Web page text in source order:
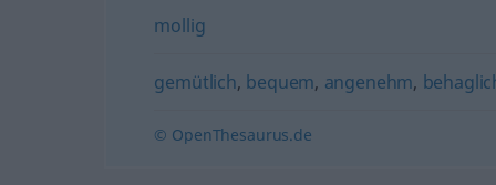
mollig
gemütlich, bequem, angenehm,
© OpenThesaurus.de